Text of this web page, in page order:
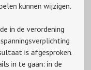
kunnen wijzigen.
in de verordening
is afgesproken.
in te gaan: in de